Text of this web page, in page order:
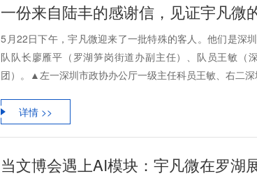
一份来自陆丰的感谢信，见证宇凡微
5月22日下午，宇凡微迎来了一批特殊的客人。他们是深
队队长廖雁平（罗湖笋岗街道办副主任）、队员王敏（
团）。▲左一深圳市政协办公厅一级主任科员王敏、右二
详情 >>
当文博会遇上AI模块：宇凡微在罗湖